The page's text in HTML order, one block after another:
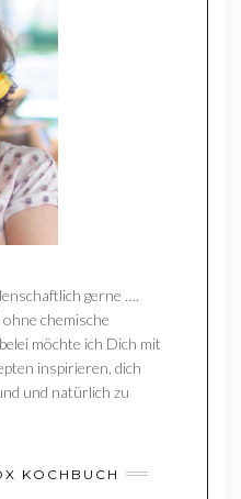
gerne ….
chemische
möchte ich Dich mit
inspirieren, dich
und natürlich zu
KOCHBUCH